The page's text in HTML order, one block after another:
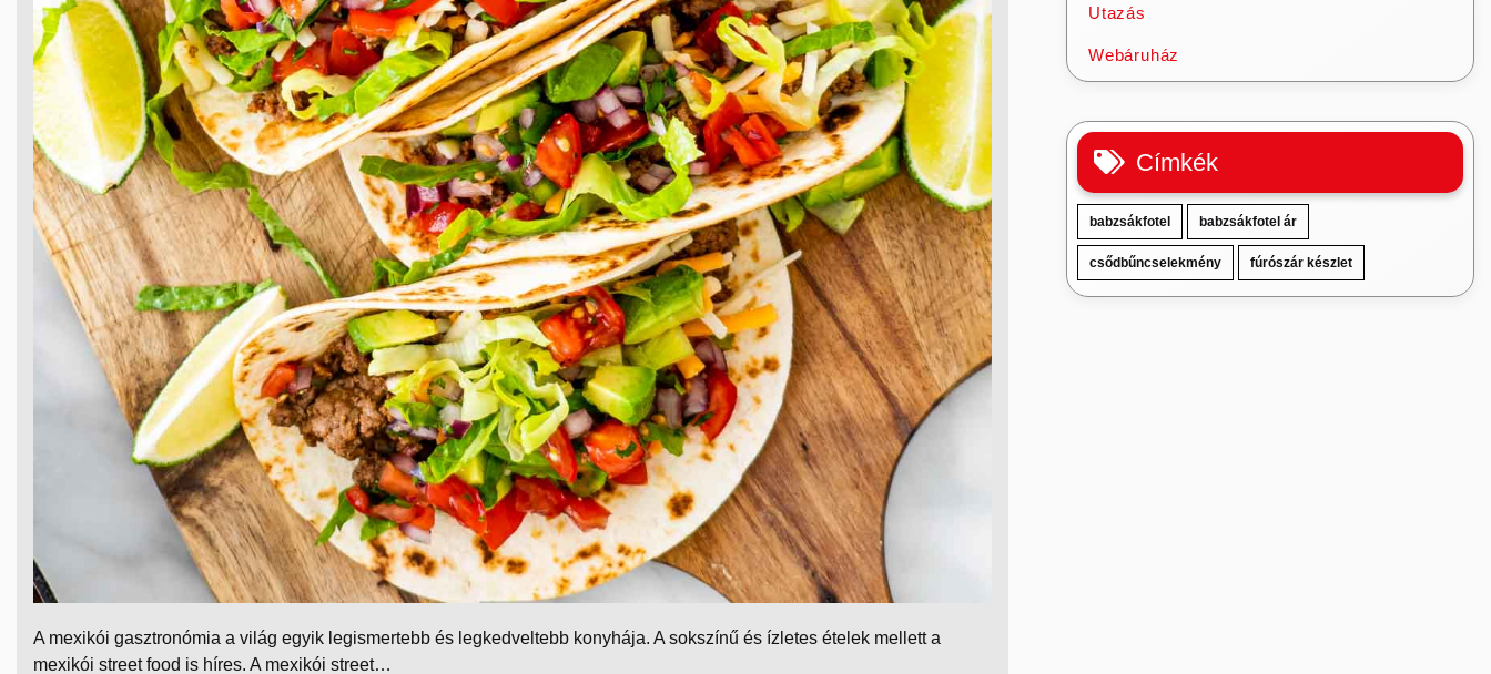
A mexikói gasztronómia a világ egyik legismertebb és legkedveltebb konyhája. A sokszínű és ízletes ételek mellett a
mexikói street food is híres. A mexikói street…
Utazás
Webáruház
Címkék
babzsákfotel babzsákfotel ár
csődbűncselekmény fúrószár készlet